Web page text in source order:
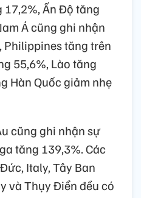
17,2%, Ấn Độ tăng
Á cũng ghi nhận
tăng trên
55,6%, Lào tăng
Hàn Quốc giảm nhẹ
cũng ghi nhận sự
tăng 139,3%. Các
Italy, Tây Ban
và Thụy Điển đều có